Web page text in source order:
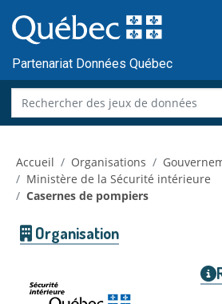
au
contenu
Partenariat Données Québec
Accueil Organisations
Ministère de la Sécurité intérieure
Casernes de pompiers
Organisation